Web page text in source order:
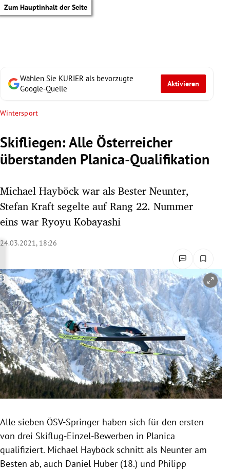
Zum Hauptinhalt der Seite
Untermenü
Untermenü
Untermenü
Untermenü
Untermenü
Untermenü
Untermenü
Untermenü
Wählen Sie KURIER als bevorzugte
Google-Quelle
Aktivieren
Wintersport
Skifliegen: Alle Österreicher
überstanden Planica-Qualifikation
Michael Hayböck war als Bester Neunter,
Stefan Kraft segelte auf Rang 22. Nummer
eins war Ryoyu Kobayashi
24.03.2021, 18:26
Copyright-Hinweis öffnen/schließen
Alle sieben ÖSV-Springer haben sich für den ersten
von drei Skiflug-Einzel-Bewerben in Planica
qualifiziert. Michael Hayböck schnitt als Neunter am
Besten ab, auch Daniel Huber (18.) und Philipp